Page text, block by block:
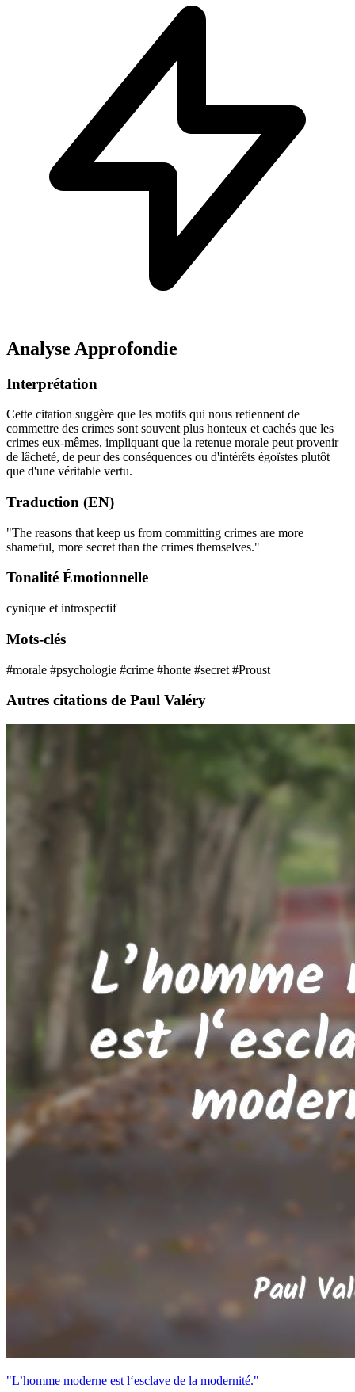
Analyse Approfondie
Interprétation
Cette citation suggère que les motifs qui nous retiennent de
commettre des crimes sont souvent plus honteux et cachés que les
crimes eux-mêmes, impliquant que la retenue morale peut provenir
de lâcheté, de peur des conséquences ou d'intérêts égoïstes plutôt
que d'une véritable vertu.
Traduction (EN)
"The reasons that keep us from committing crimes are more
shameful, more secret than the crimes themselves."
Tonalité Émotionnelle
cynique et introspectif
Mots-clés
#morale #psychologie #crime #honte #secret #Proust
Autres citations de Paul Valéry
"L’homme moderne est l‘esclave de la modernité."